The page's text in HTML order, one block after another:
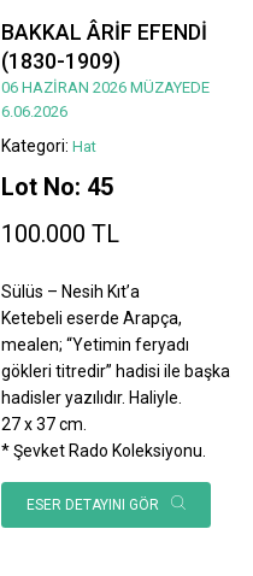
BAKKAL ÂRİF EFENDİ
(1830-1909)
06 HAZİRAN 2026 MÜZAYEDE
6.06.2026
Kategori: Hat
Lot No: 45
100.000 TL
Sülüs – Nesih Kıt’a
Ketebeli eserde Arapça,
mealen; “Yetimin feryadı
gökleri titredir” hadisi ile başka
hadisler yazılıdır. Haliyle.
27 x 37 cm.
* Şevket Rado Koleksiyonu.
ESER DETAYINI GÖR